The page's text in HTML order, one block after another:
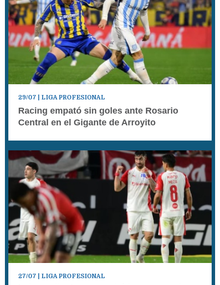
29/07 | LIGA PROFESIONAL
Racing empató sin goles ante Rosario
Central en el Gigante de Arroyito
27/07 | LIGA PROFESIONAL